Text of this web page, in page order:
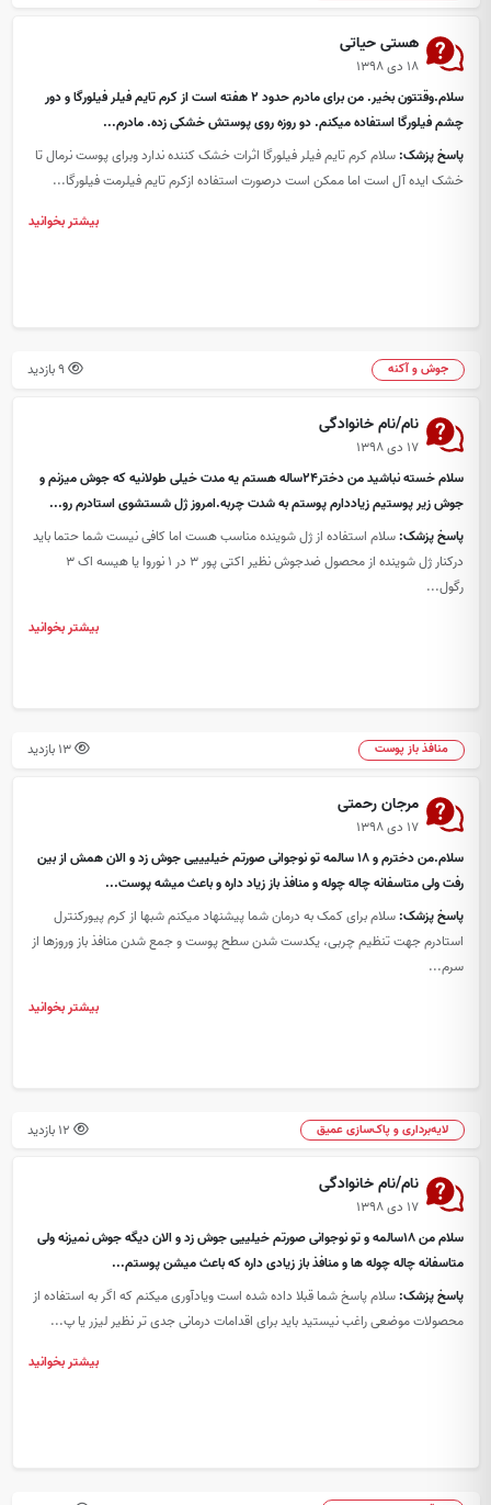
هستی حیاتی
۱۸ دی ۱۳۹۸
سلام.وقتتون بخیر. من برای مادرم حدود 2 هفته است از کرم تایم فیلر فیلورگا و دور
چشم فیلورگا استفاده میکنم. دو روزه روی پوستش خشکی زده. مادرم...
پاسخ پزشک: سلام کرم تایم فیلر فیلورگا اثرات خشک کننده ندارد وبرای پوست نرمال تا
خشک ایده آل است اما ممکن است درصورت استفاده ازکرم تایم فیلرمت فیلورگا...
بیشتر بخوانید
جوش و آکنه
نام/نام خانوادگی
۱۷ دی ۱۳۹۸
سلام خسته نباشید من دختر۲۴ساله هستم یه مدت خیلی طولانیه که جوش میزنم و
جوش زیر پوستیم زیاددارم پوستم به شدت چربه.امروز ژل شستشوی استادرم رو...
پاسخ پزشک: سلام استفاده از ژل شوینده مناسب هست اما کافی نیست شما حتما باید
درکنار ژل شوینده از محصول ضدجوش نظیر اکتی پور 3 در 1 نوروا یا هیسه اک 3
رگول...
بیشتر بخوانید
منافذ باز پوست 13 بازدید
مرجان رحمتی
۱۷ دی ۱۳۹۸
سلام.من دخترم و ۱۸ سالمه تو نوجوانی صورتم خیلیییی جوش زد و الان همش از بین
رفت ولی متاسفانه چاله چوله و منافذ باز زیاد داره و باعث میشه پوست...
پاسخ پزشک: سلام برای کمک به درمان شما پیشنهاد میکنم شبها از کرم پیورکنترل
استادرم جهت تنظیم چربی، یکدست شدن سطح پوست و جمع شدن منافذ باز وروزها از
سرم...
بیشتر بخوانید
لایه‌برداری و پاک‌سازی عمیق
نام/نام خانوادگی
۱۷ دی ۱۳۹۸
سلام من ۱۸سالمه و تو نوجوانی صورتم خیلییی جوش زد و الان دیگه جوش نمیزنه ولی
متاسفانه چاله چوله ها و منافذ باز زیادی داره که باعث میشن پوستم...
پاسخ پزشک: سلام پاسخ شما قبلا داده شده است ویادآوری میکنم که اگر به استفاده از
محصولات موضعی راغب نیستید باید برای اقدامات درمانی جدی تر نظیر لیزر یا پ...
بیشتر بخوانید